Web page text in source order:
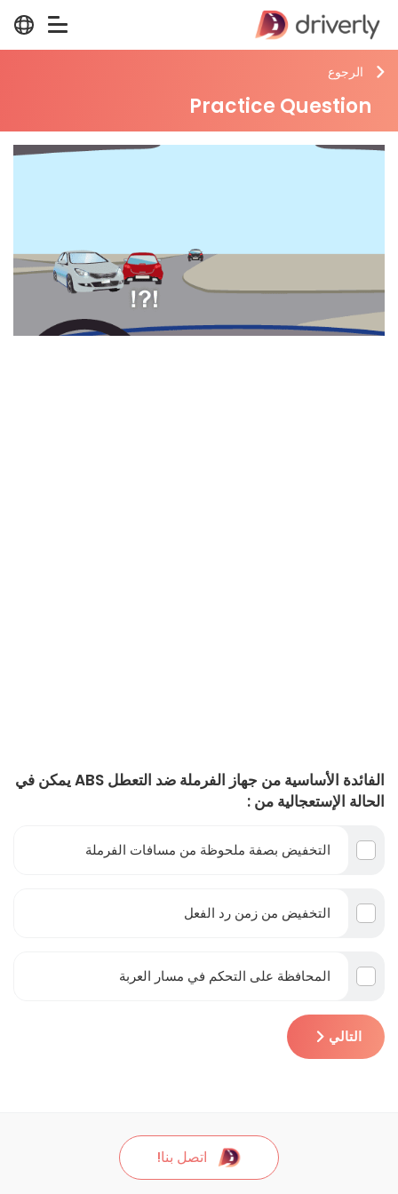
الرجوع
Practice Question
الفائدة الأساسية من جهاز الفرملة ضد التعطل ABS يمكن في
الحالة الإستعجالية من :
التخفيض بصفة ملحوظة من مسافات الفرملة
التخفيض من زمن رد الفعل
المحافظة على التحكم في مسار العربة
التالي
اتصل بنا!